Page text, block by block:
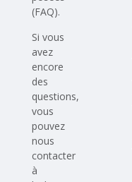
(FAQ).
Si vous
avez
encore
des
questions,
vous
pouvez
nous
contacter
à